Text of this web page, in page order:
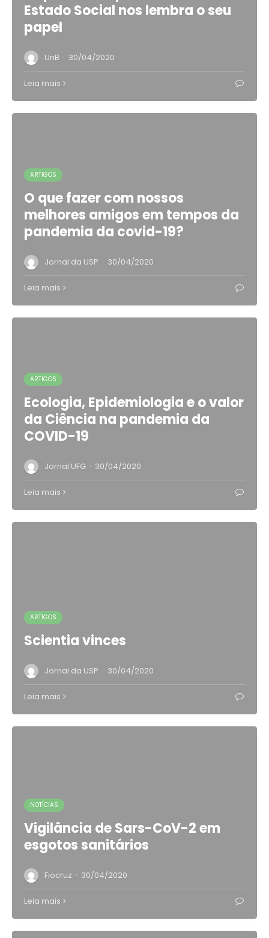
Estado Social nos lembra o seu
papel
UnB · 30/04/2020
Leia mais
ARTIGOS
O que fazer com nossos
melhores amigos em tempos da
pandemia da covid-19?
Jornal da USP · 30/04/2020
Leia mais
ARTIGOS
Ecologia, Epidemiologia e o valor
da Ciência na pandemia da
COVID-19
Jornal UFG · 30/04/2020
Leia mais
ARTIGOS
Scientia vinces
Jornal da USP · 30/04/2020
Leia mais
NOTÍCIAS
Vigilância de Sars-CoV-2 em
esgotos sanitários
Fiocruz · 30/04/2020
Leia mais